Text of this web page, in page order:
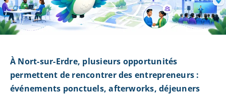
À Nort-sur-Erdre, plusieurs opportunités
permettent de rencontrer des entrepreneurs :
événements ponctuels, afterworks, déjeuners